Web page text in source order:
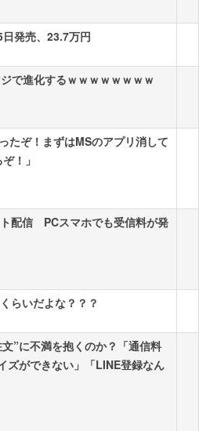
発売、23.7万円
で進化するｗｗｗｗｗｗｗｗ
たぞ！まずはMSのアプリ消して
！」
配信 PCスマホでも受信料が発
らいだよな？？？
”に不満を抱くのか？「通信料
ズができない」「LINE登録なん